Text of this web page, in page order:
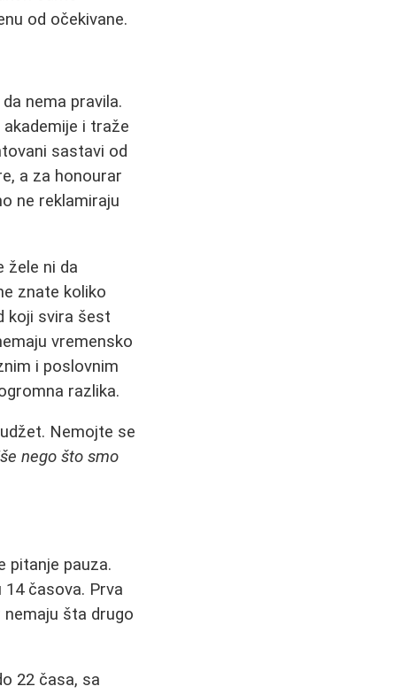
od očekivane.
nema pravila.
i traže
sastavi od
a za honourar
ne reklamiraju
žele ni da
znate koliko
koji svira šest
vremensko
i poslovnim
razlika.
Nemojte se
nego što smo
pitanje pauza.
časova. Prva
šta drugo
22 časa, sa